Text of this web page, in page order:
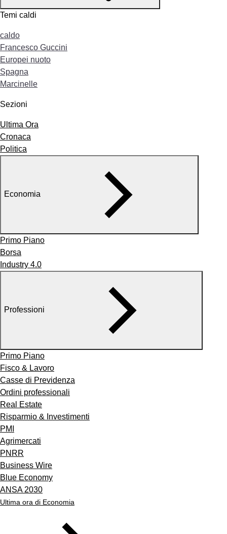
Temi caldi
caldo
Francesco Guccini
Europei nuoto
Spagna
Marcinelle
Sezioni
Ultima Ora
Cronaca
Politica
Economia
Primo Piano
Borsa
Industry 4.0
Professioni
Primo Piano
Fisco & Lavoro
Casse di Previdenza
Ordini professionali
Real Estate
Risparmio & Investimenti
PMI
Agrimercati
PNRR
Business Wire
Blue Economy
ANSA 2030
Ultima ora di Economia